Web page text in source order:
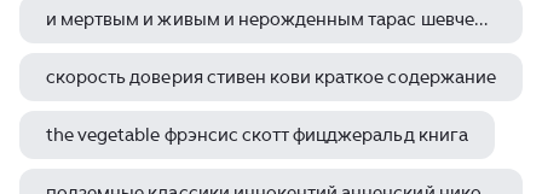
и мертвым и живым и нерожденным тарас шевченко
скорость доверия стивен кови краткое содержание
the vegetable фрэнсис скотт фицджеральд книга